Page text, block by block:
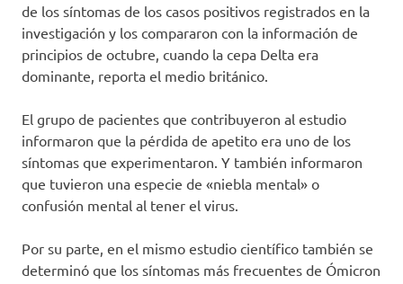
de los síntomas de los casos positivos registrados en la
investigación y los compararon con la información de
principios de octubre, cuando la cepa Delta era
dominante, reporta el medio británico.
El grupo de pacientes que contribuyeron al estudio
informaron que la pérdida de apetito era uno de los
síntomas que experimentaron. Y también informaron
que tuvieron una especie de «niebla mental» o
confusión mental al tener el virus.
Por su parte, en el mismo estudio científico también se
determinó que los síntomas más frecuentes de Ómicron